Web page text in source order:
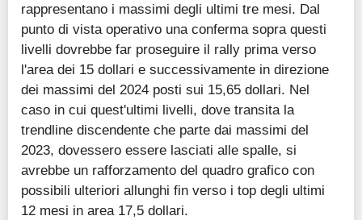
rappresentano i massimi degli ultimi tre mesi. Dal
punto di vista operativo una conferma sopra questi
livelli dovrebbe far proseguire il rally prima verso
l'area dei 15 dollari e successivamente in direzione
dei massimi del 2024 posti sui 15,65 dollari. Nel
caso in cui quest'ultimi livelli, dove transita la
trendline discendente che parte dai massimi del
2023, dovessero essere lasciati alle spalle, si
avrebbe un rafforzamento del quadro grafico con
possibili ulteriori allunghi fin verso i top degli ultimi
12 mesi in area 17,5 dollari.